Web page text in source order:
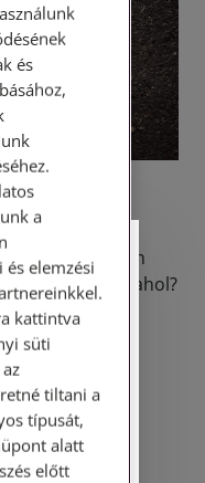
2.
ha valamilyen
találunk valahol?
fogunk
telefonon
után,
körút
és
a
elemzési
kattintva
süti
tiltani a
típusát,
alatt
előtt